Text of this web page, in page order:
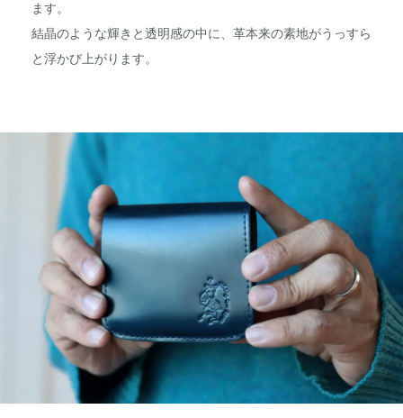
ます。
結晶のような輝きと透明感の中に、革本来の素地がうっすら
と浮かび上がります。